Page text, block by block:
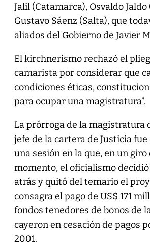
Jalil (Catamarca), Osvaldo
Gustavo Sáenz (Salta), que
aliados del Gobierno de Javier
El kirchnerismo rechazó el
camarista por considerar que
condiciones éticas,
para ocupar una magistratura”.
La prórroga de la magistratura
jefe de la cartera de Justicia
una sesión en la que, en un
momento, el oficialismo
atrás y quitó del temario el
consagra el pago de US$ 171
fondos tenedores de bonos de
cayeron en cesación de pagos
2001.